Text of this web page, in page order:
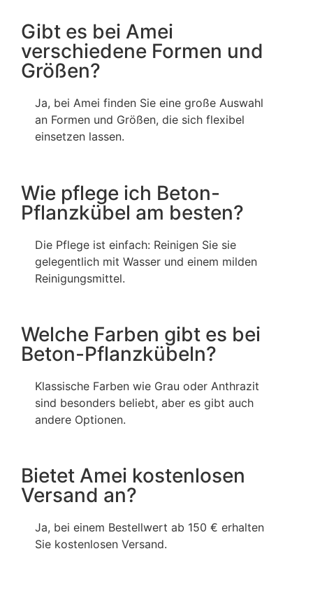
Gibt es bei Amei
verschiedene Formen und
Größen?
Ja, bei Amei finden Sie eine große Auswahl
an Formen und Größen, die sich flexibel
einsetzen lassen.
Wie pflege ich Beton-
Pflanzkübel am besten?
Die Pflege ist einfach: Reinigen Sie sie
gelegentlich mit Wasser und einem milden
Reinigungsmittel.
Welche Farben gibt es bei
Beton-Pflanzkübeln?
Klassische Farben wie Grau oder Anthrazit
sind besonders beliebt, aber es gibt auch
andere Optionen.
Bietet Amei kostenlosen
Versand an?
Ja, bei einem Bestellwert ab 150 € erhalten
Sie kostenlosen Versand.